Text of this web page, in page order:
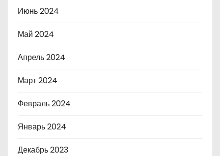
Июнь 2024
Май 2024
Апрель 2024
Март 2024
Февраль 2024
Январь 2024
Декабрь 2023